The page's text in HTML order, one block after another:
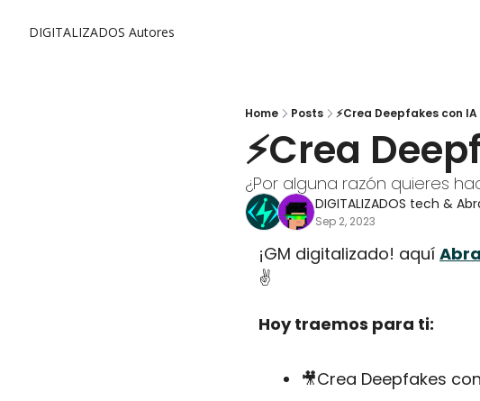
DIGITALIZADOS Autores
Home Posts ⚡Crea Deepfakes con IA
⚡Crea
¿Por alguna razón quieres
DIGITALIZADOS tech &
Sep 2, 2023
¡GM digitalizado! aquí
✌️
Hoy traemos para ti:
🎥Crea Deepfakes